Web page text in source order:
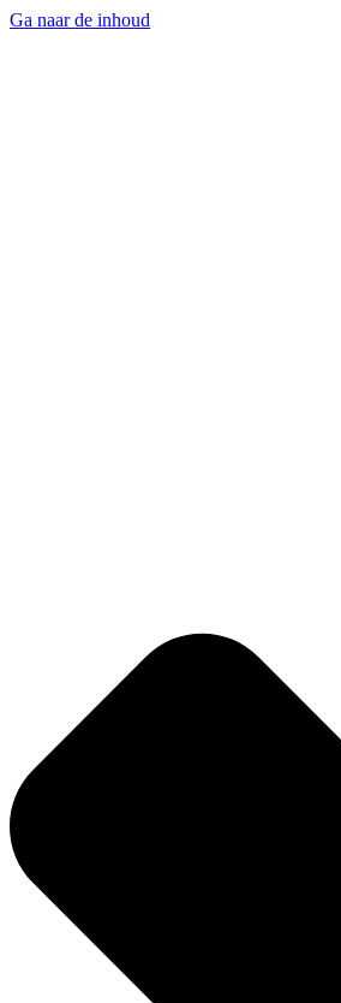
Ga naar de inhoud